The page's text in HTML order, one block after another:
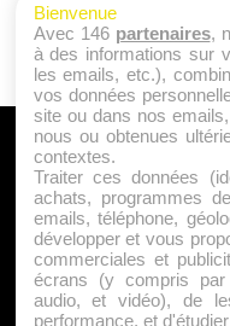
Bienvenue
Avec 146 partenaires,
à des informations sur
les emails, etc.),
vos données
site ou dans nos
nous ou obtenues
contextes.
Traiter ces données
achats, programmes
emails, téléphone,
développer et vous
commerciales et
écrans (y compris par
audio, et vidéo), de
performance, et